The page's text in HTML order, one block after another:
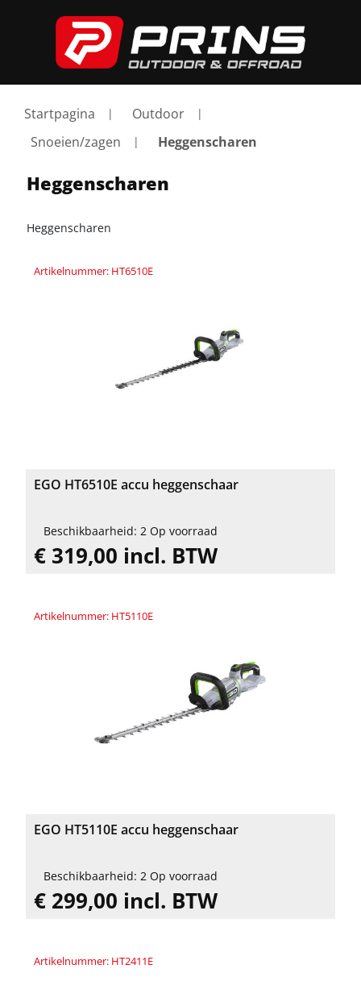
Startpagina
Outdoor
Snoeien/zagen
Heggenscharen
Heggenscharen
Heggenscharen
Artikelnummer: HT6510E
EGO HT6510E accu heggenschaar
Beschikbaarheid: 2 Op voorraad
€ 319,00 incl. BTW
Artikelnummer: HT5110E
EGO HT5110E accu heggenschaar
Beschikbaarheid: 2 Op voorraad
€ 299,00 incl. BTW
Artikelnummer: HT2411E